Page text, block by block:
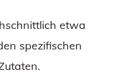
etwa
spezifischen